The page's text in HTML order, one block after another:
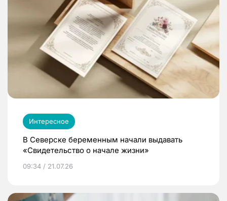
Интересное
В Северске беременным начали выдавать
«Свидетельство о начале жизни»
09:34 / 21.07.26